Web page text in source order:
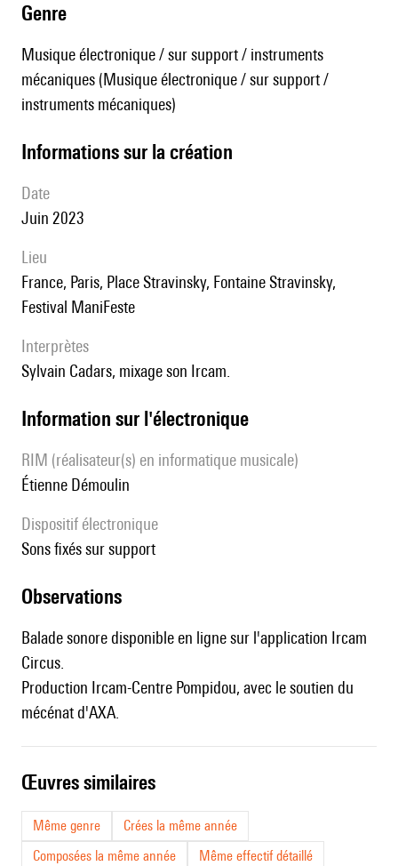
genre
Musique électronique / sur support / instruments
mécaniques (Musique électronique / sur support /
instruments mécaniques)
informations sur la création
date
Juin 2023
lieu
France, Paris, Place Stravinsky, Fontaine Stravinsky,
Festival ManiFeste
interprètes
Sylvain Cadars, mixage son Ircam.
Information sur l'électronique
RIM (réalisateur(s) en informatique musicale)
Étienne Démoulin
Dispositif électronique
sons fixés sur support
observations
Balade sonore disponible en ligne sur l'application Ircam
Circus
Production Ircam-Centre Pompidou, avec le soutien du
mécénat d'AXA.
œuvres similaires
Même genre
Crées la même année
Composées la même année
Même effectif détaillé